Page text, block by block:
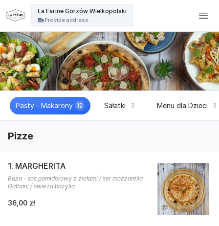
La Farine Gorzów Wielkopolski
Provide address...
Pasty - Makarony 12 Sałatki 3 Menu dla Dzieci 3
Pizze
1. MARGHERITA
Baza - sos pomidorowy z ziołami / ser mozzarella
Galbani / świeża bazylia
36,00 zł